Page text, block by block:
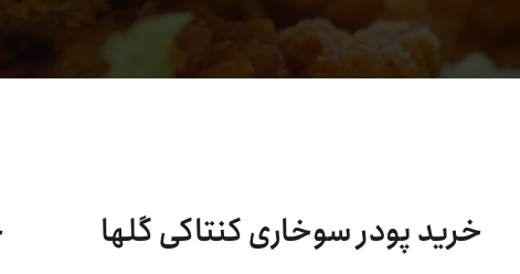
خرید پودر سوخاری کنتاکی گلها